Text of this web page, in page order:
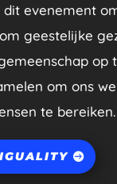
evenement
geestelijke
op
om ons
te bereiken.